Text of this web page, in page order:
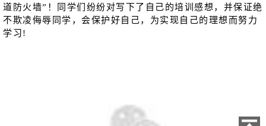
道防火墙”！同学们纷纷对写下了自己的培训感想，并保证绝
不欺凌侮辱同学，会保护好自己，为实现自己的理想而努力
学习!